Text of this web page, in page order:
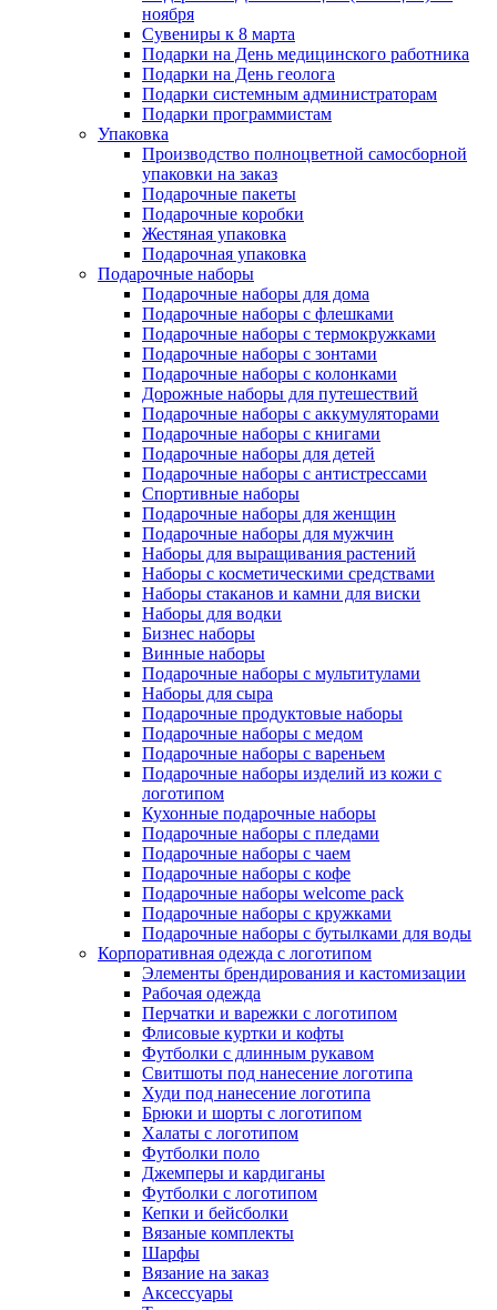
ноября
Сувениры к 8 марта
Подарки на День медицинского работника
Подарки на День геолога
Подарки системным администраторам
Подарки программистам
Упаковка
Производство полноцветной самосборной
упаковки на заказ
Подарочные пакеты
Подарочные коробки
Жестяная упаковка
Подарочная упаковка
Подарочные наборы
Подарочные наборы для дома
Подарочные наборы с флешками
Подарочные наборы с термокружками
Подарочные наборы с зонтами
Подарочные наборы с колонками
Дорожные наборы для путешествий
Подарочные наборы с аккумуляторами
Подарочные наборы с книгами
Подарочные наборы для детей
Подарочные наборы с антистрессами
Спортивные наборы
Подарочные наборы для женщин
Подарочные наборы для мужчин
Наборы для выращивания растений
Наборы с косметическими средствами
Наборы стаканов и камни для виски
Наборы для водки
Бизнес наборы
Винные наборы
Подарочные наборы с мультитулами
Наборы для сыра
Подарочные продуктовые наборы
Подарочные наборы с медом
Подарочные наборы с вареньем
Подарочные наборы изделий из кожи с
логотипом
Кухонные подарочные наборы
Подарочные наборы с пледами
Подарочные наборы с чаем
Подарочные наборы с кофе
Подарочные наборы welcome pack
Подарочные наборы с кружками
Подарочные наборы с бутылками для воды
Корпоративная одежда с логотипом
Элементы брендирования и кастомизации
Рабочая одежда
Перчатки и варежки с логотипом
Флисовые куртки и кофты
Футболки с длинным рукавом
Свитшоты под нанесение логотипа
Худи под нанесение логотипа
Брюки и шорты с логотипом
Халаты с логотипом
Футболки поло
Джемперы и кардиганы
Футболки с логотипом
Кепки и бейсболки
Вязаные комплекты
Шарфы
Вязание на заказ
Аксессуары